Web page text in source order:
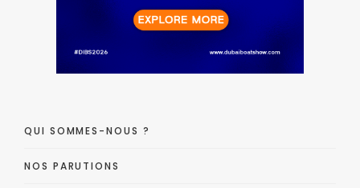
QUI SOMMES-NOUS ?
NOS PARUTIONS